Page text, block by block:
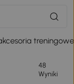
treningowe
48
Wyniki